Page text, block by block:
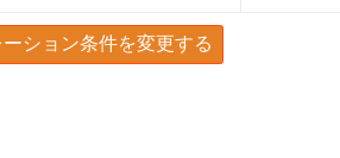
ション条件を変更する